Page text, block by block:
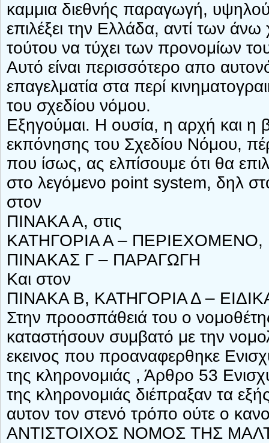
καμμια διεθνής παραγωγή,
επιλέξει την Ελλάδα, αντί των
τούτου να τύχει των προνομίων
Αυτό είναι περισσότερο απο
επαγελματία στα περί
του σχεδίου νόμου.
Εξηγούμαι. Η ουσία, η αρχή και η
εκπόνησης του Σχεδίου Νόμου,
που ίσως, ας ελπίσουμε ότι θα
στο λεγόμενο point system, δηλ
στον
ΠΙΝΑΚΑ Α, στις
ΚΑΤΗΓΟΡΙΑ Α – ΠΕΡΙΕΧΟΜΕΝΟ,
ΠΙΝΑΚΑΣ Γ – ΠΑΡΑΓΩΓΗ
Και στον
ΠΙΝΑΚΑ Β, ΚΑΤΗΓΟΡΙΑ Δ –
Στην πρoοσπάθειά του ο
καταστήσουν συμβατό με την
εκεινος που προαναφερθηκε
της κληρονομιάς , Άρθρο 53
της κληρονομιάς διέπραξαν τα
αυτον τον στενό τρόπο ούτε ο
ΑΝΤΙΣΤΟΙΧΟΣ ΝΟΜΟΣ ΤΗΣ